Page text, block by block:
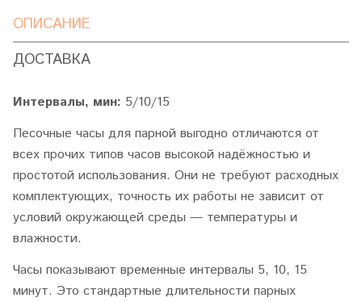
ОПИСАНИЕ
ДОСТАВКА
Интервалы, мин: 5/10/15
Песочные часы для парной выгодно отличаются от
всех прочих типов часов высокой надёжностью и
простотой использования. Они не требуют расходных
комплектующих, точность их работы не зависит от
условий окружающей среды — температуры и
влажности.
Часы показывают временные интервалы 5, 10, 15
минут. Это стандартные длительности парных